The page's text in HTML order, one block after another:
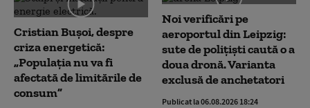
Cristian Bușoi, despre
criza energetică:
„Populația nu va fi
afectată de limitările de
consum”
Noi verificări pe
aeroportul din Leipzig:
sute de polițiști caută o a
doua dronă. Varianta
exclusă de anchetatori
Publicat la 06.08.2026 18:24